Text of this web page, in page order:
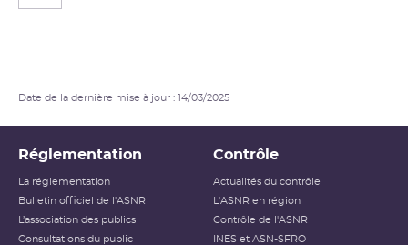
Date de la dernière mise à jour : 14/03/2025
Réglementation
La réglementation
Bulletin officiel de l'ASNR
L’association des publics
Consultations du public
Contrôle
Actualités du contrôle
L'ASNR en région
Contrôle de l'ASNR
INES et ASN-SFRO